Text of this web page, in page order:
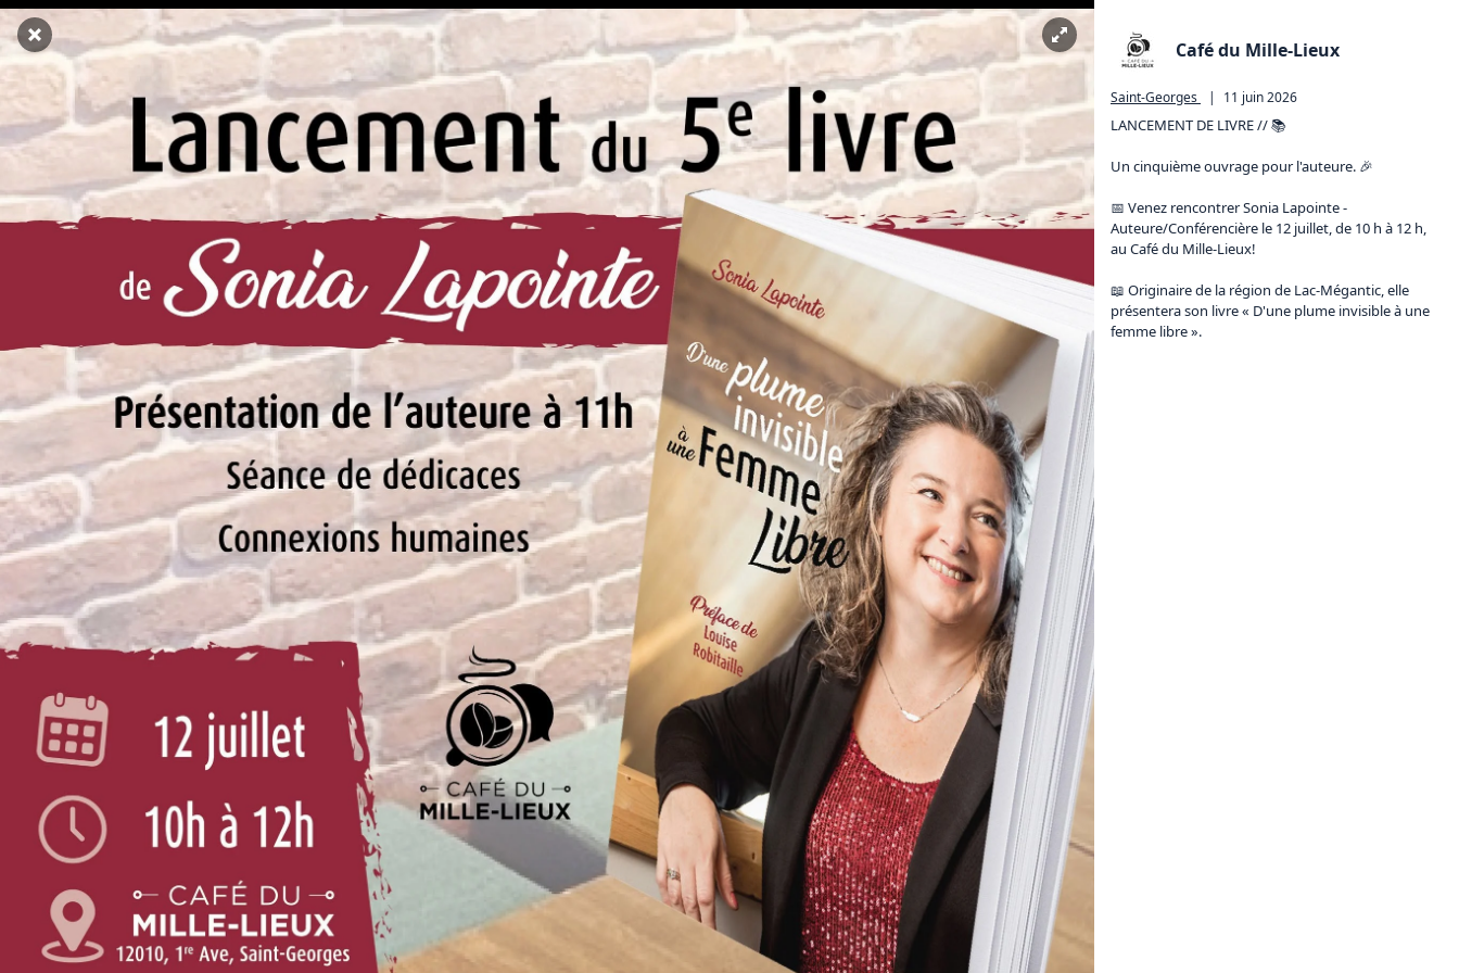
Café du Mille-Lieux
Saint-Georges | 11 juin 2026
LANCEMENT DE LIVRE // 📚
Un cinquième ouvrage pour l'auteure. 🎉
📅 Venez rencontrer Sonia Lapointe -
Auteure/Conférencière le 12 juillet, de 10 h à 12 h,
au Café du Mille-Lieux!
📖 Originaire de la région de Lac-Mégantic, elle
présentera son livre « D'une plume invisible à une
femme libre ».